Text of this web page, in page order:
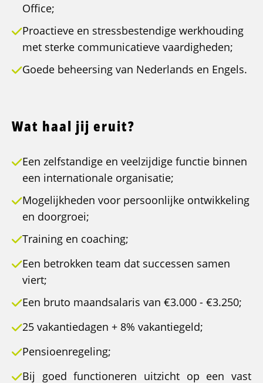
Office;
Proactieve en stressbestendige werkhouding
met sterke communicatieve vaardigheden;
Goede beheersing van Nederlands en Engels.
Wat haal jij eruit?
Een zelfstandige en veelzijdige functie binnen
een internationale organisatie;
Mogelijkheden voor persoonlijke ontwikkeling
en doorgroei;
Training en coaching;
Een betrokken team dat successen samen
viert;
Een bruto maandsalaris van €3.000 - €3.250;
25 vakantiedagen + 8% vakantiegeld;
Pensioenregeling;
Bij goed functioneren uitzicht op een vast